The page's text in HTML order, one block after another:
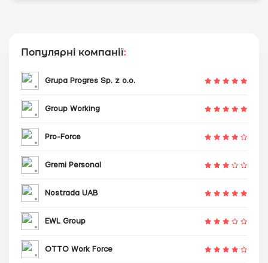
Популярні компанії:
Grupa Progres Sp. z o.o.
Group Working
Pro-Force
Gremi Personal
Nostrada UAB
EWL Group
OTTO Work Force